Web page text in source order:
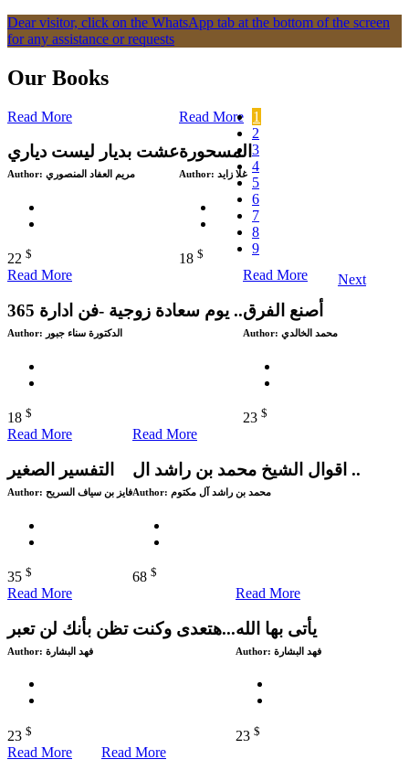
Dear visitor, click on the WhatsApp tab at the bottom of the screen
for any assistance or requests
Our Books
Read More
عشت بديار ليست دياري
Author: مريم العفاد المنصوري
22 $
Read More
المسحورة
Author: غلا زايد
18 $
Read More
365 يوم سعادة زوجية -فن ادارة ..
Author: الدكتورة سناء جبور
18 $
Read More
Author: محمد الخالدي
23 $
Read More
التفسير الصغير
Author: فايز بن سياف السريح
35 $
Read More
اقوال الشيخ محمد بن راشد ال ..
Author: محمد بن راشد آل مكتوم
68 $
Read More
هتعدى وكنت تظن بأنك لن تعبر...
Author: فهد البشارة
23 $
Read More
يأتى بها الله
Author: فهد البشارة
23 $
Read More Read More
1
2
3
4
5
6
7
8
9
Next